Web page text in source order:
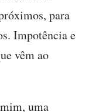
para
Impotência e
vêm ao
uma